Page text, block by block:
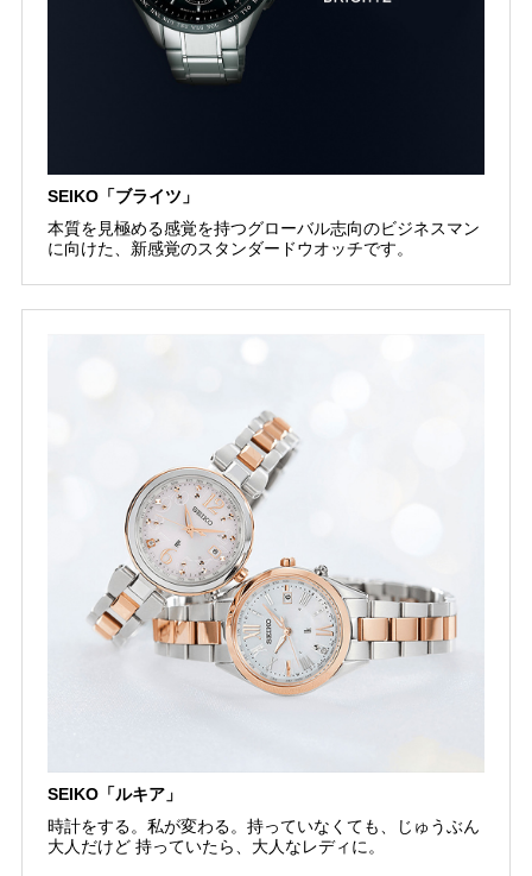
SEIKO「ブライツ」
本質を見極める感覚を持つグローバル志向のビジネスマン
に向けた、新感覚のスタンダードウオッチです。
SEIKO「ルキア」
時計をする。私が変わる。持っていなくても、じゅうぶん
大人だけど 持っていたら、大人なレディに。